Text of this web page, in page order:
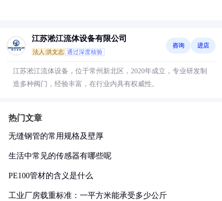
江苏淞江流体设备有限公司
法人:洪文志 通过深度核验
咨询 进店
江苏淞江流体设备，位于常州新北区，2020年成立，专业研发制
造多种阀门，经验丰富，在行业内具有权威性。
热门文章
无缝钢管的常用规格及壁厚
生活中常见的传感器有哪些呢
PE100管材的含义是什么
工业厂房载重标准：一平方米能承受多少公斤